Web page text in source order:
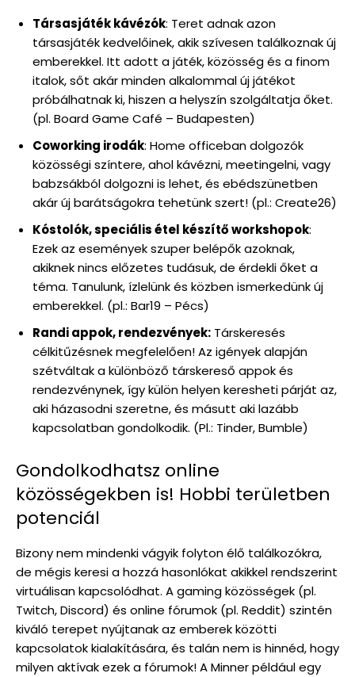
Társasjáték kávézók: Teret adnak azon
társasjáték kedvelőinek, akik szívesen találkoznak új
emberekkel. Itt adott a játék, közösség és a finom
italok, sőt akár minden alkalommal új játékot
próbálhatnak ki, hiszen a helyszín szolgáltatja őket.
(pl. Board Game Café – Budapesten)
Coworking irodák: Home officeban dolgozók
közösségi színtere, ahol kávézni, meetingelni, vagy
babzsákból dolgozni is lehet, és ebédszünetben
akár új barátságokra tehetünk szert! (pl.: Create26)
Kóstolók, speciális étel készítő workshopok:
Ezek az események szuper belépők azoknak,
akiknek nincs előzetes tudásuk, de érdekli őket a
téma. Tanulunk, ízlelünk és közben ismerkedünk új
emberekkel. (pl.: Bar19 – Pécs)
Randi appok, rendezvények: Társkeresés
célkitűzésnek megfelelően! Az igények alapján
szétváltak a különböző társkereső appok és
rendezvénynek, így külön helyen keresheti párját az,
aki házasodni szeretne, és másutt aki lazább
kapcsolatban gondolkodik. (Pl.: Tinder, Bumble)
Gondolkodhatsz online
közösségekben is! Hobbi területben
potenciál
Bizony nem mindenki vágyik folyton élő találkozókra,
de mégis keresi a hozzá hasonlókat akikkel rendszerint
virtuálisan kapcsolódhat. A gaming közösségek (pl.
Twitch, Discord) és online fórumok (pl. Reddit) szintén
kiváló terepet nyújtanak az emberek közötti
kapcsolatok kialakítására, és talán nem is hinnéd, hogy
milyen aktívak ezek a fórumok! A Minner például egy